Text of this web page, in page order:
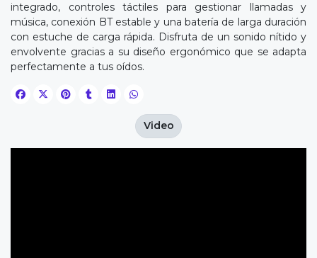
integrado, controles táctiles para gestionar llamadas y
música, conexión BT estable y una batería de larga duración
con estuche de carga rápida. Disfruta de un sonido nítido y
envolvente gracias a su diseño ergonómico que se adapta
perfectamente a tus oídos.
Video